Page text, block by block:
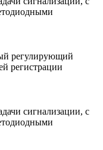
регулирующий
регистрации
сигнализации, с